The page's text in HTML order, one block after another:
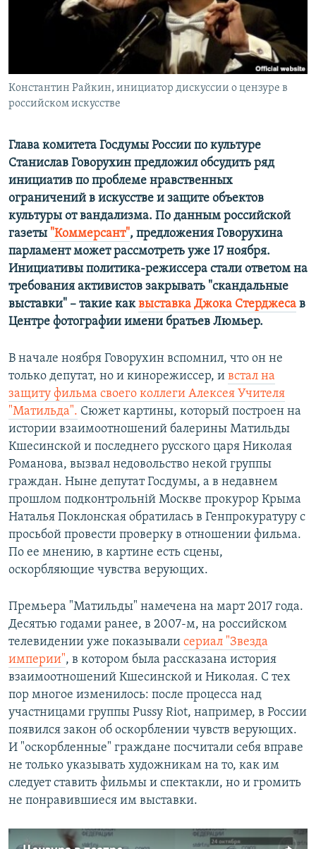
ПОБЕДИТЕЛЕЙ НЕ СУДЯТ?
КРЫМ.НЕПОКОРЕННЫЙ
УКРАИНСКАЯ ПРОБЛЕМА КРЫМА
ПРИСОЕДИНЯЙТЕСЬ!
Все сайты RFE/RL
Константин Райкин, инициатор дискуссии о цензуре в
российском искусстве
Глава комитета Госдумы России по культуре
Станислав Говорухин предложил обсудить ряд
инициатив по проблеме нравственных
ограничений в искусстве и защите объектов
культуры от вандализма. По данным российской
газеты "Коммерсант", предложения Говорухина
парламент может рассмотреть уже 17 ноября.
Инициативы политика-режиссера стали ответом на
требования активистов закрывать "скандальные
выставки" – такие каквыставка Джока Стерджеса в
Центре фотографии имени братьев Люмьер.
В начале ноября Говорухин вспомнил, что он не
только депутат, но и кинорежиссер, и встал на
защиту фильма своего коллеги Алексея Учителя
"Матильда". Сюжет картины, который построен на
истории взаимоотношений балерины Матильды
Кшесинской и последнего русского царя Николая
Романова, вызвал недовольство некой группы
граждан. Ныне депутат Госдумы, а в недавнем
прошлом подконтрольній Москве прокурор Крыма
Наталья Поклонская обратилась в Генпрокуратуру с
просьбой провести проверку в отношении фильма.
По ее мнению, в картине есть сцены,
оскорбляющие чувства верующих.
Премьера "Матильды" намечена на март 2017 года.
Десятью годами ранее, в 2007-м, на российском
телевидении уже показывали сериал "Звезда
империи", в котором была рассказана история
взаимоотношений Кшесинской и Николая. С тех
пор многое изменилось: после процесса над
участницами группы Pussy Riot, например, в России
появился закон об оскорблении чувств верующих.
И "оскорбленные" граждане посчитали себя вправе
не только указывать художникам на то, как им
следует ставить фильмы и спектакли, но и громить
не понравившиеся им выставки.